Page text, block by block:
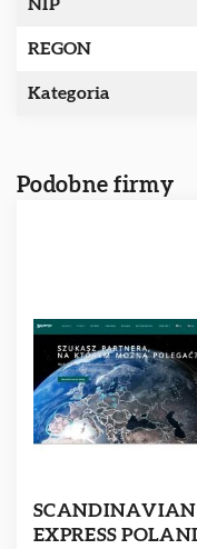
NIP
REGON
Kategoria
Podobne firmy
SCANDINAVIAN
EXPRESS